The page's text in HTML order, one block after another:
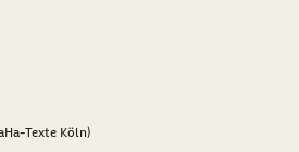
Texte Köln)